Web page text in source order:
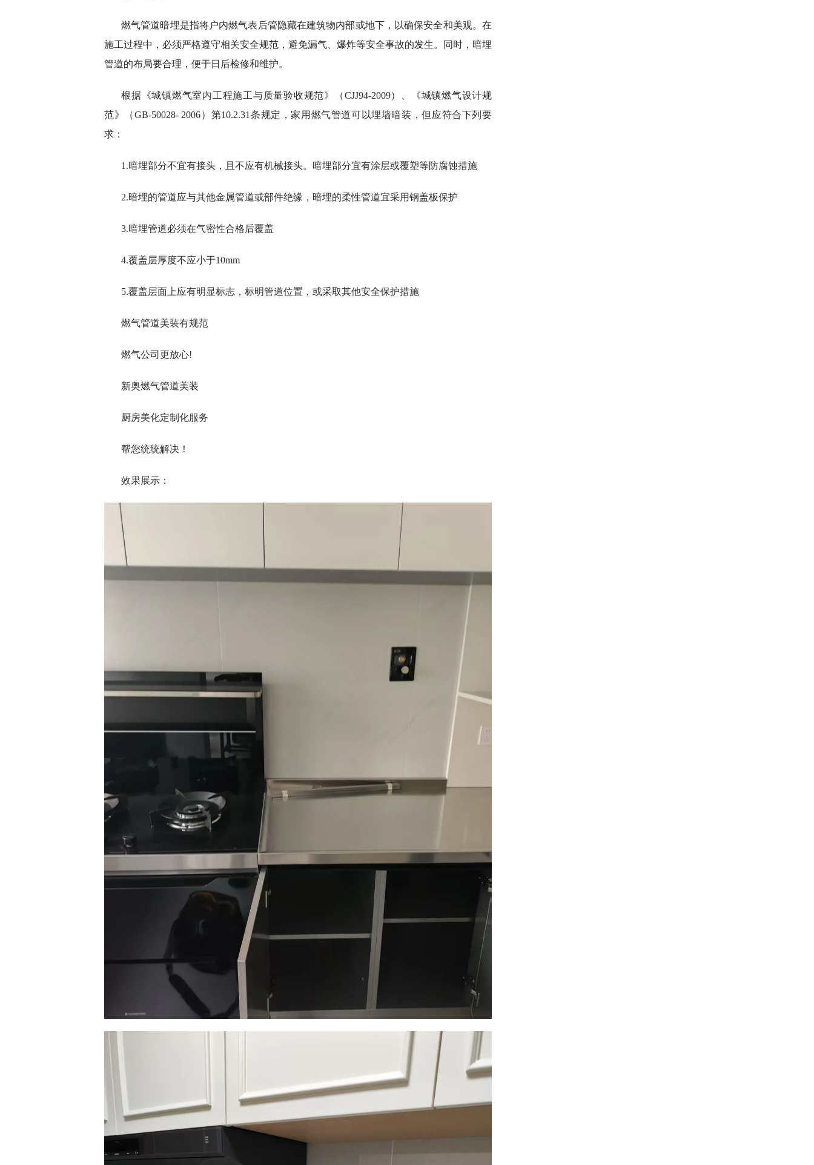
燃气管道暗埋是指将户内燃气表后管隐藏在建筑物内部或地下，以确保安全和美观。在
施工过程中，必须严格遵守相关安全规范，避免漏气、爆炸等安全事故的发生。同时，暗埋
管道的布局要合理，便于日后检修和维护。
根据《城镇燃气室内工程施工与质量验收规范》（CJJ94-2009）、《城镇燃气设计规
范》（GB-50028- 2006）第10.2.31条规定，家用燃气管道可以埋墙暗装，但应符合下列要
求：
1.暗埋部分不宜有接头，且不应有机械接头。暗埋部分宜有涂层或覆塑等防腐蚀措施
2.暗埋的管道应与其他金属管道或部件绝缘，暗埋的柔性管道宜采用钢盖板保护
3.暗埋管道必须在气密性合格后覆盖
4.覆盖层厚度不应小于10mm
5.覆盖层面上应有明显标志，标明管道位置，或采取其他安全保护措施
燃气管道美装有规范
燃气公司更放心!
新奥燃气管道美装
厨房美化定制化服务
帮您统统解决！
效果展示：